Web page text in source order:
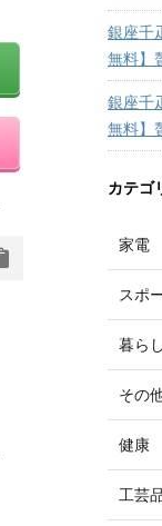
銀座千
無料】
銀座千
無料】
カテゴ
家電
スポ
暮らし
その
健康
工芸